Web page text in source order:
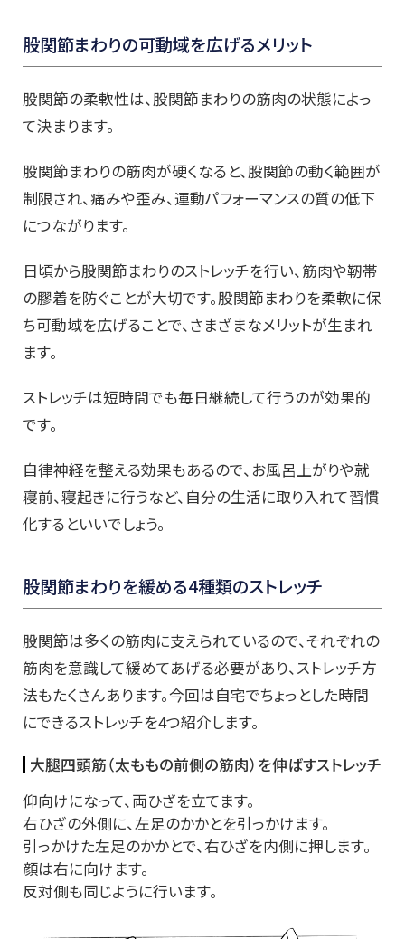
股関節まわりの可動域を広げるメリット
股関節の柔軟性は、股関節まわりの筋肉の状態によっ
て決まります。
股関節まわりの筋肉が硬くなると、股関節の動く範囲が
制限され、痛みや歪み、運動パフォーマンスの質の低下
につながります。
日頃から股関節まわりのストレッチを行い、筋肉や靭帯
の膠着を防ぐことが大切です。股関節まわりを柔軟に保
ち可動域を広げることで、さまざまなメリットが生まれ
ます。
ストレッチは短時間でも毎日継続して行うのが効果的
です。
自律神経を整える効果もあるので、お風呂上がりや就
寝前、寝起きに行うなど、自分の生活に取り入れて習慣
化するといいでしょう。
股関節まわりを緩める4種類のストレッチ
股関節は多くの筋肉に支えられているので、それぞれの
筋肉を意識して緩めてあげる必要があり、ストレッチ方
法もたくさんあります。今回は自宅でちょっとした時間
にできるストレッチを4つ紹介します。
大腿四頭筋（太ももの前側の筋肉）を伸ばすストレッチ
仰向けになって、両ひざを立てます。
右ひざの外側に、左足のかかとを引っかけます。
引っかけた左足のかかとで、右ひざを内側に押します。
顔は右に向けます。
反対側も同じように行います。